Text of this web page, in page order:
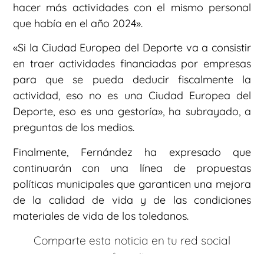
hacer más actividades con el mismo personal
que había en el año 2024».
«Si la Ciudad Europea del Deporte va a consistir
en traer actividades financiadas por empresas
para que se pueda deducir fiscalmente la
actividad, eso no es una Ciudad Europea del
Deporte, eso es una gestoría», ha subrayado, a
preguntas de los medios.
Finalmente, Fernández ha expresado que
continuarán con una línea de propuestas
políticas municipales que garanticen una mejora
de la calidad de vida y de las condiciones
materiales de vida de los toledanos.
Comparte esta noticia en tu red social